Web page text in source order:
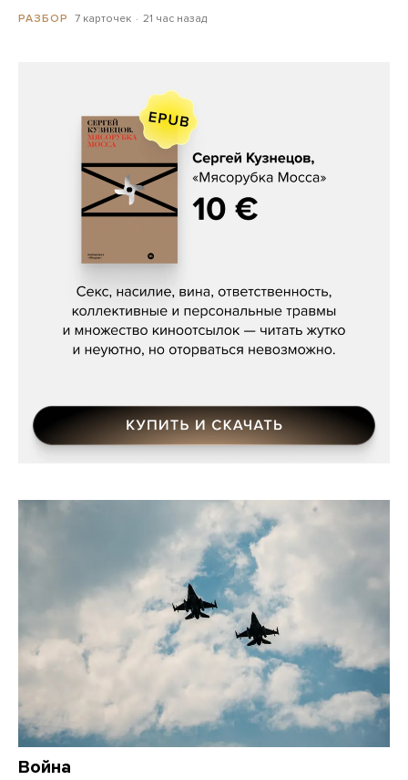
РАЗБОР 7 карточек 21 час назад
Сергей Кузнецов, «Мясорубка
Война